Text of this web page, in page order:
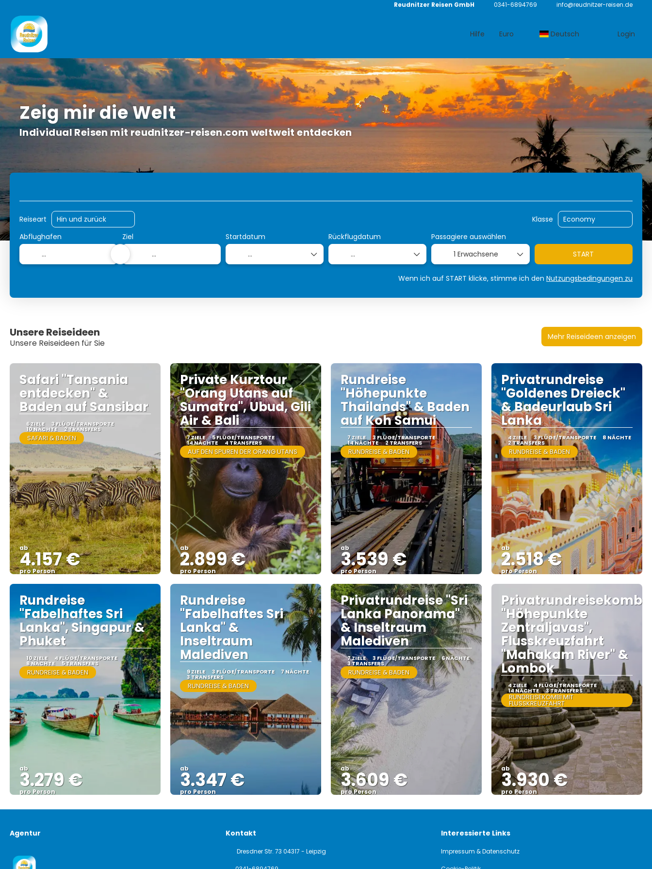
Reudnitzer Reisen GmbH 0341-6894769 info@reudnitzer-reisen.de
Hilfe Euro Deutsch Login
Zeig mir die Welt
Individual Reisen mit reudnitzer-reisen.com weltweit entdecken
Mietwagen
Reiseart
Klasse
Abflughafen
Ziel Startdatum Rückflugdatum
Passagiere auswählen
1 Erwachsene
START
Wenn ich auf START klicke, stimme ich den Nutzungsbedingungen zu
Unsere Reiseideen
Unsere Reiseideen für Sie
Mehr Reiseideen anzeigen
Safari "Tansania
entdecken" &
Baden auf Sansibar
6 ZIELE 3 FLÜGE/TRANSPORTE
10 NÄCHTE 2 TRANSFERS
SAFARI & BADEN
ab
4.157 €
pro Person
Sehen
Private Kurztour
"Orang Utans auf
Sumatra", Ubud, Gili
Air & Bali
7 ZIELE 5 FLÜGE/TRANSPORTE
14 NÄCHTE 4 TRANSFERS
AUF DEN SPUREN DER ORANG UTANS
ab
2.899 €
pro Person
Sehen
Rundreise
"Höhepunkte
Thailands" & Baden
auf Koh Samui
7 ZIELE 3 FLÜGE/TRANSPORTE
14 NÄCHTE 2 TRANSFERS
RUNDREISE & BADEN
ab
3.539 €
pro Person
Sehen
Privatrundreise
"Goldenes Dreieck"
& Badeurlaub Sri
Lanka
4 ZIELE 3 FLÜGE/TRANSPORTE 8 NÄCHTE
2 TRANSFERS
RUNDREISE & BADEN
ab
2.518 €
pro Person
Sehen
Rundreise
"Fabelhaftes Sri
Lanka", Singapur &
Phuket
10 ZIELE 4 FLÜGE/TRANSPORTE
8 NÄCHTE 5 TRANSFERS
RUNDREISE & BADEN
ab
3.279 €
pro Person
Rundreise
"Fabelhaftes Sri
Lanka" &
Inseltraum
Malediven
9 ZIELE 3 FLÜGE/TRANSPORTE 7 NÄCHTE
3 TRANSFERS
RUNDREISE & BADEN
ab
3.347 €
pro Person
Privatrundreise "Sri
Lanka Panorama"
& Inseltraum
Malediven
7 ZIELE 3 FLÜGE/TRANSPORTE 6 NÄCHTE
3 TRANSFERS
RUNDREISE & BADEN
ab
3.609 €
pro Person
Privatrundreisekombi:
"Höhepunkte
Zentraljavas",
Flusskreuzfahrt
"Mahakam River" &
Lombok
4 ZIELE 4 FLÜGE/TRANSPORTE
14 NÄCHTE 3 TRANSFERS
RUNDREISEKOMBI MIT
FLUSSKREUZFAHRT
ab
3.930 €
pro Person
Agentur Kontakt
Dresdner Str. 73 04317 - Leipzig
Interessierte Links
Impressum & Datenschutz